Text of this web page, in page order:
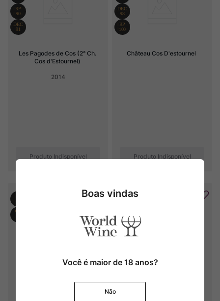
Les Pagodes de Cos (2° Ch.
Cos d'Estournel)
2014
Produto Indisponível
Château Cos D'estournel
Produto Indisponível
Boas vindas
Você é maior de 18 anos?
Não